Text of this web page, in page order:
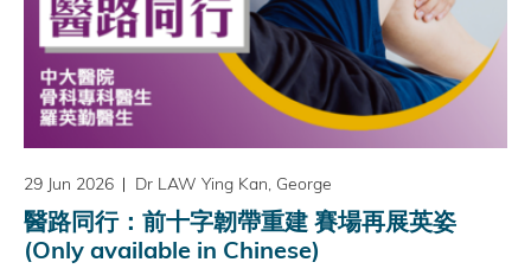
29 Jun 2026 Dr LAW Ying Kan, George
醫路同行：前十字韌帶重建 賽場再展英姿
(Only available in Chinese)